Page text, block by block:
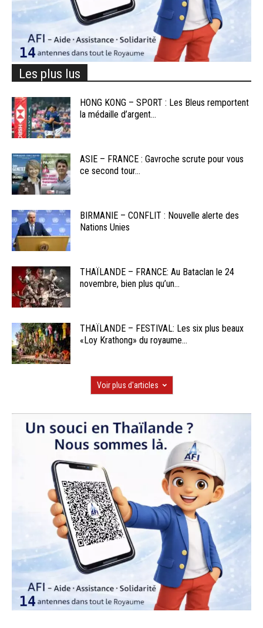
Les plus lus
HONG KONG – SPORT : Les Bleus remportent
la médaille d’argent...
ASIE – FRANCE : Gavroche scrute pour vous
ce second tour...
BIRMANIE – CONFLIT : Nouvelle alerte des
Nations Unies
THAÏLANDE – FRANCE: Au Bataclan le 24
novembre, bien plus qu’un...
THAÏLANDE – FESTIVAL: Les six plus beaux
«Loy Krathong» du royaume...
Voir plus d'articles